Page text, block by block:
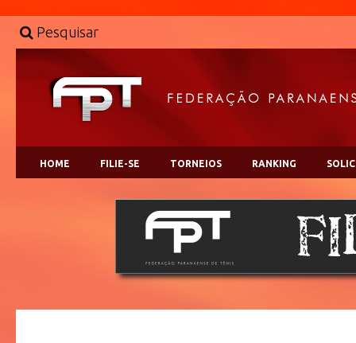
Pesquisar
HOME FILIE-SE TORNEIOS RANKING